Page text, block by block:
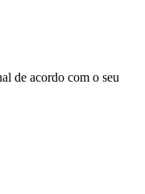
de acordo com o seu